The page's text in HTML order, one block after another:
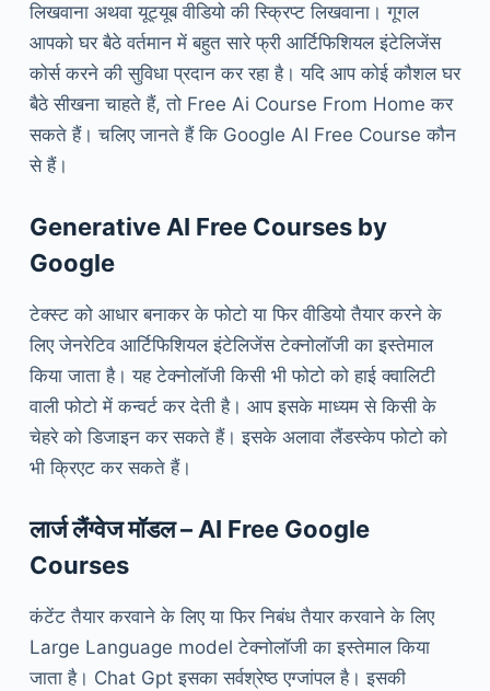
लिखवाना अथवा यूट्यूब वीडियो की स्क्रिप्ट लिखवाना। गूगल
आपको घर बैठे वर्तमान में बहुत सारे फ्री आर्टिफिशियल इंटेलिजेंस
कोर्स करने की सुविधा प्रदान कर रहा है। यदि आप कोई कौशल घर
बैठे सीखना चाहते हैं, तो Free Ai Course From Home कर
सकते हैं। चलिए जानते हैं कि Google AI Free Course कौन
से हैं।
Generative AI Free Courses by
Google
टेक्स्ट को आधार बनाकर के फोटो या फिर वीडियो तैयार करने के
लिए जेनरेटिव आर्टिफिशियल इंटेलिजेंस टेक्नोलॉजी का इस्तेमाल
किया जाता है। यह टेक्नोलॉजी किसी भी फोटो को हाई क्वालिटी
वाली फोटो में कन्वर्ट कर देती है। आप इसके माध्यम से किसी के
चेहरे को डिजाइन कर सकते हैं। इसके अलावा लैंडस्केप फोटो को
भी क्रिएट कर सकते हैं।
लार्ज लैंग्वेज मॉडल – AI Free Google
Courses
कंटेंट तैयार करवाने के लिए या फिर निबंध तैयार करवाने के लिए
Large Language model टेक्नोलॉजी का इस्तेमाल किया
जाता है। Chat Gpt इसका सर्वश्रेष्ठ एग्जांपल है। इसकी